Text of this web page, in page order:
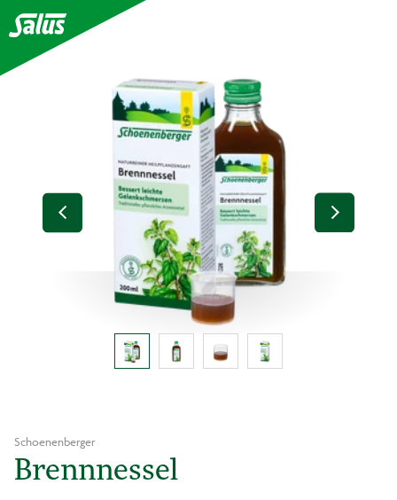
Schoenenberger
Brennnessel